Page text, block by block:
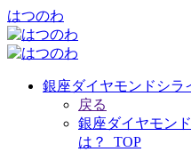
はつのわ
銀座ダイヤモンドシラ
戻る
銀座ダイヤモン
は？_TOP